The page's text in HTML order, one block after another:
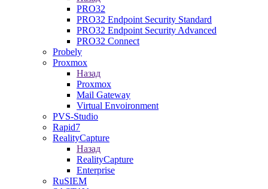
PRO32
PRO32 Endpoint Security Standard
PRO32 Endpoint Security Advanced
PRO32 Connect
Probely
Proxmox
Назад
Proxmox
Mail Gateway
Virtual Envoironment
PVS-Studio
Rapid7
RealityCapture
Назад
RealityCapture
Enterprise
RuSIEM